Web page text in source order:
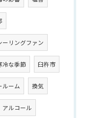
ーリングファン
冷な季節 臼杵市
ルーム 換気
アルコール